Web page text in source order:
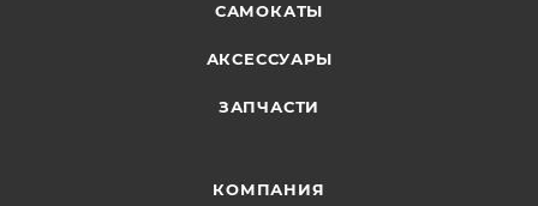
САМОКАТЫ
АКСЕССУАРЫ
ЗАПЧАСТИ
КОМПАНИЯ